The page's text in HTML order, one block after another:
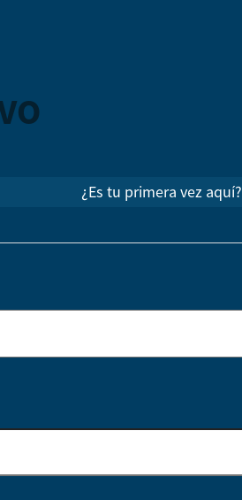
¿Es tu primera vez aquí?